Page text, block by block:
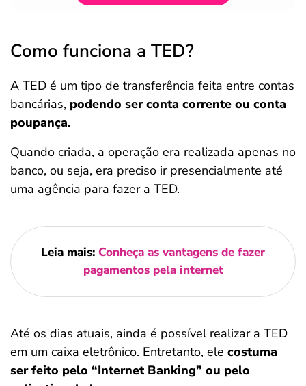
Como funciona a TED?
A TED é um tipo de transferência feita entre contas
bancárias, podendo ser conta corrente ou conta
poupança.
Quando criada, a operação era realizada apenas no
banco, ou seja, era preciso ir presencialmente até
uma agência para fazer a TED.
Leia mais: Conheça as vantagens de fazer
pagamentos pela internet
Até os dias atuais, ainda é possível realizar a TED
em um caixa eletrônico. Entretanto, ele costuma
ser feito pelo “Internet Banking” ou pelo